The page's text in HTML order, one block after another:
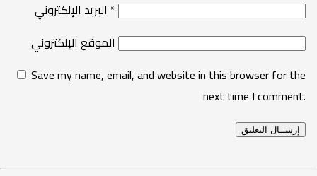
*
الموقع الإلكتروني
Save my name, email, and website in this browser for the
next time I comment.